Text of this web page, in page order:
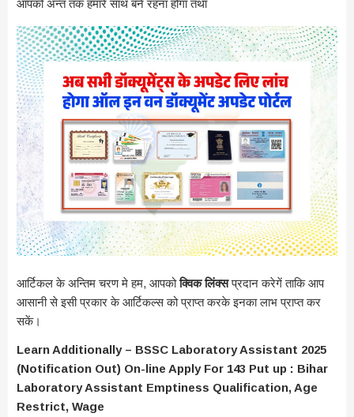
आपको अन्त तक हमारे साथ बने रहना होगा तथा
आर्टिकल के अन्तिम चरण मे हम, आपकोक्विक लिंक्सप्रदान करेगें ताकि आप
आसानी से इसी प्रकार के आर्टिकल्स को प्राप्त करके इनका लाभ प्राप्त कर
सकें।
Learn Additionally – BSSC Laboratory Assistant 2025
(Notification Out) On-line Apply For 143 Put up : Bihar
Laboratory Assistant Emptiness Qualification, Age
Restrict, Wage